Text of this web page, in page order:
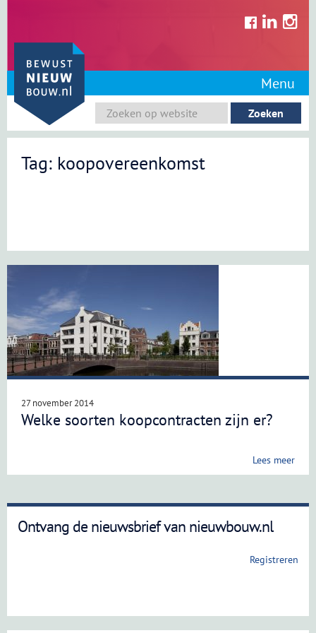
content
Menu
Tag: koopovereenkomst
27 november 2014
Welke soorten koopcontracten zijn er?
Lees meer
Ontvang de nieuwsbrief van nieuwbouw.nl
Registreren